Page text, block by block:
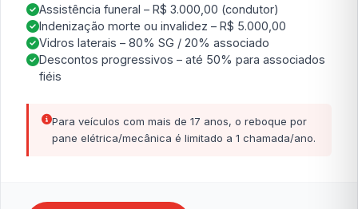
Assistência funeral – R$ 3.000,00 (condutor)
Indenização morte ou invalidez – R$ 5.000,00
Vidros laterais – 80% SG / 20% associado
Descontos progressivos – até 50% para associados
fiéis
Para veículos com mais de 17 anos, o reboque por
pane elétrica/mecânica é limitado a 1 chamada/ano.